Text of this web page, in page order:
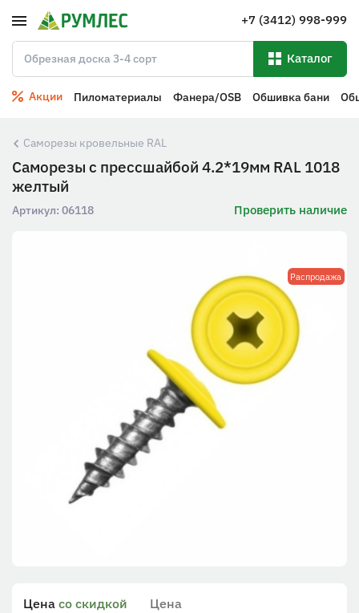
+7 (3412) 998-999
Каталог
Акции Пиломатериалы Фанера/OSB Обшивка бани
Саморезы кровельные RAL
Саморезы с прессшайбой 4.2*19мм RAL 1018
желтый
Артикул: 06118 Проверить наличие
Распродажа
Цена
Цена со скидкой